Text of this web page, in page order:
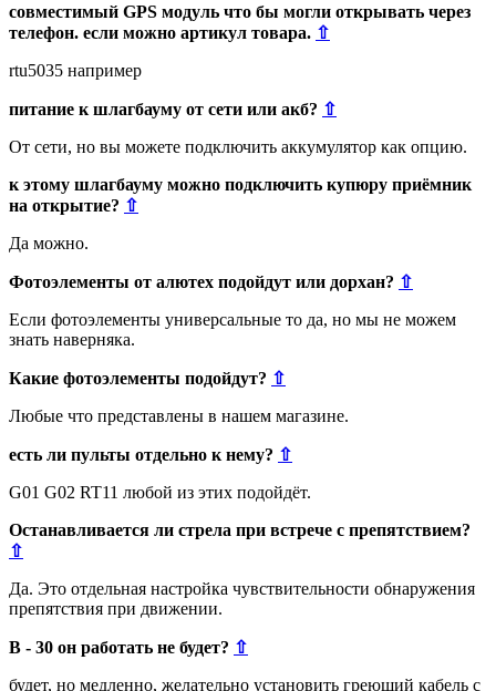
совместимый GPS модуль что бы могли открывать через
телефон. если можно артикул товара. ⇧
rtu5035 например
питание к шлагбауму от сети или акб? ⇧
От сети, но вы можете подключить аккумулятор как опцию.
к этому шлагбауму можно подключить купюру приёмник
на открытие? ⇧
Да можно.
Фотоэлементы от алютех подойдут или дорхан? ⇧
Если фотоэлементы универсальные то да, но мы не можем
знать наверняка.
Какие фотоэлементы подойдут? ⇧
Любые что представлены в нашем магазине.
есть ли пульты отдельно к нему? ⇧
G01 G02 RT11 любой из этих подойдёт.
Останавливается ли стрела при встрече с препятствием?
⇧
Да. Это отдельная настройка чувствительности обнаружения
препятствия при движении.
В - 30 он работать не будет? ⇧
будет, но медленно, желательно установить греющий кабель с